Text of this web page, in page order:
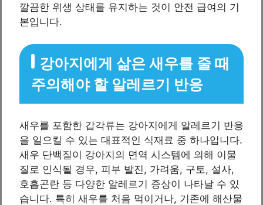
깔끔한 위생 상태를 유지하는 것이 안전 급여의 기
본입니다.
강아지에게 삶은 새우를 줄 때
주의해야 할 알레르기 반응
새우를 포함한 갑각류는 강아지에게 알레르기 반응
을 일으킬 수 있는 대표적인 식재료 중 하나입니다.
새우 단백질이 강아지의 면역 시스템에 의해 이물
질로 인식될 경우, 피부 발진, 가려움, 구토, 설사,
호흡곤란 등 다양한 알레르기 증상이 나타날 수 있
습니다. 특히 새우를 처음 먹이거나, 기존에 해산물